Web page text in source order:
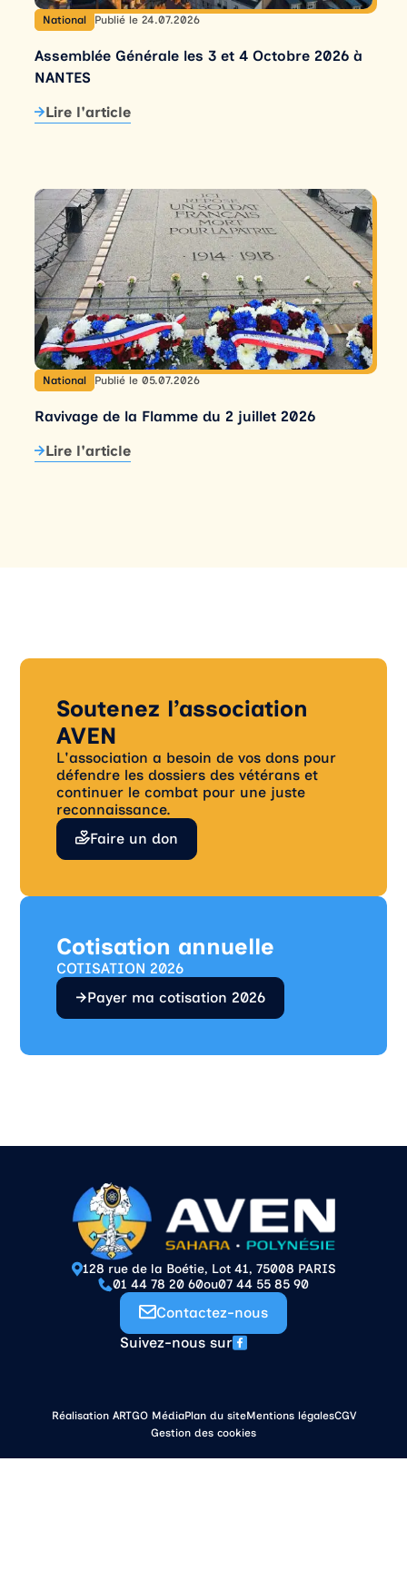
National Publié le 24.07.2026
Assemblée Générale les 3 et 4 Octobre 2026 à
NANTES
Lire l'article
National Publié le 05.07.2026
Ravivage de la Flamme du 2 juillet 2026
Lire l'article
Soutenez l’association
AVEN
L'association a besoin de vos dons pour
défendre les dossiers des vétérans et
continuer le combat pour une juste
reconnaissance.
Faire un don
Cotisation annuelle
COTISATION 2026
Payer ma cotisation 2026
128 rue de la Boétie, Lot 41, 75008 PARIS
01 44 78 20 60ou07 44 55 85 90
Contactez-nous
Suivez-nous sur
Réalisation ARTGO MédiaPlan du siteMentions légalesCGV
Gestion des cookies